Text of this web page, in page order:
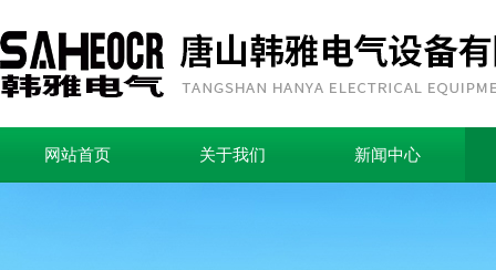
网站首页 关于我们 新闻中心